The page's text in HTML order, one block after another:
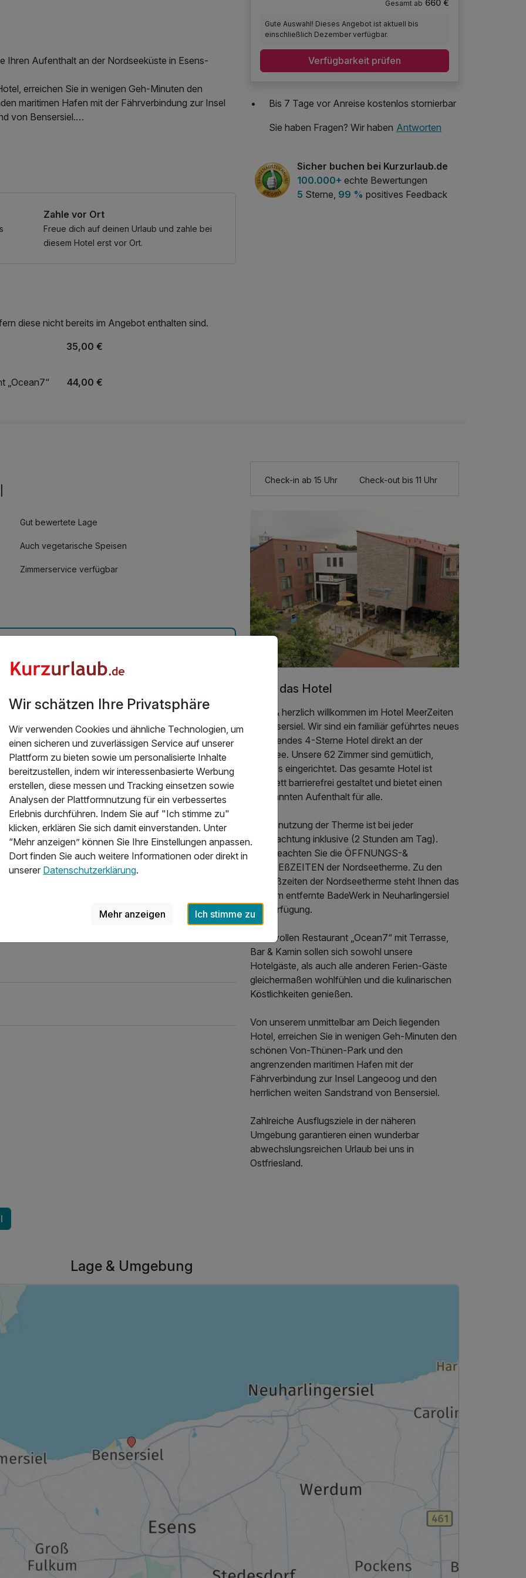
Ihren Aufenthalt an der Nordseeküste in Esens-
erreichen Sie in wenigen Geh-Minuten den
maritimen Hafen mit der Fährverbindung zur Insel
von Bensersiel.
sogar Schafe. Viele schöne Segelboote säumen
und bieten ein tolles maritimes Bild.
Geschäften, Restaurants, Cafés,
Leihbademantel, Parkplatz, W-LAN Nutzung /
Zahle vor Ort
Freue dich auf deinen Urlaub und zahle bei
diesem Hotel erst vor Ort.
diese nicht bereits im Angebot enthalten sind.
35,00 €
„Ocean7“ 44,00 €
Gesamt ab 660 €
Gute Auswahl! Dieses Angebot ist aktuell bis
einschließlich Dezember verfügbar.
Verfügbarkeit prüfen
Bis 7 Tage vor Anreise kostenlos stornierbar
Sie haben Fragen? Wir haben Antworten
Sicher buchen bei Kurzurlaub.de
100.000+ echte Bewertungen
5 Sterne, 99 % positives Feedback
Gut bewertete Lage
Auch vegetarische Speisen
Zimmerservice verfügbar
in Bensersiel inkl. Eintritt Therme
Sehr schönes Hotel. Service super. Rundum
p.P. ab330,00 €
Check-in ab 15 Uhr Check-out bis 11 Uhr
Über das Hotel
Moin & herzlich willkommen im Hotel MeerZeiten
in Bensersiel. Wir sind ein familiär geführtes neues
angehendes 4-Sterne Hotel direkt an der
Nordsee. Unsere 62 Zimmer sind gemütlich,
luxuriös eingerichtet. Das gesamte Hotel ist
komplett barrierefrei gestaltet und bietet einen
entspannten Aufenthalt für alle.
Die Benutzung der Therme ist bei jeder
Übernachtung inklusive (2 Stunden am Tag).
Bitte beachten Sie die ÖFFNUNGS-&
SCHLIEßZEITEN der Nordseetherme. Zu den
Schließzeiten der Nordseetherme steht Ihnen das
ca. 8km entfernte BadeWerk in Neuharlingersiel
zur Verfügung.
Im stilvollen Restaurant „Ocean7“ mit Terrasse,
Bar & Kamin sollen sich sowohl unsere
Hotelgäste, als auch alle anderen Ferien-Gäste
gleichermaßen wohlfühlen und die kulinarischen
Köstlichkeiten genießen.
Von unserem unmittelbar am Deich liegenden
Hotel, erreichen Sie in wenigen Geh-Minuten den
schönen Von-Thünen-Park und den
angrenzenden maritimen Hafen mit der
Fährverbindung zur Insel Langeoog und den
herrlichen weiten Sandstrand von Bensersiel.
Zahlreiche Ausflugsziele in der näheren
Umgebung garantieren einen wunderbar
abwechslungsreichen Urlaub bei uns in
Ostfriesland.
Lage & Umgebung
Wir schätzen Ihre Privatsphäre
Wir verwenden Cookies und ähnliche Technologien, um
einen sicheren und zuverlässigen Service auf unserer
Plattform zu bieten sowie um personalisierte Inhalte
bereitzustellen, indem wir interessenbasierte Werbung
erstellen, diese messen und Tracking einsetzen sowie
Analysen der Plattformnutzung für ein verbessertes
Erlebnis durchführen. Indem Sie auf "Ich stimme zu"
klicken, erklären Sie sich damit einverstanden. Unter
“Mehr anzeigen” können Sie Ihre Einstellungen anpassen.
Dort finden Sie auch weitere Informationen oder direkt in
unserer Datenschutzerklärung.
Mehr anzeigen Ich stimme zu